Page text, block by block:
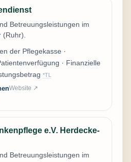
Betreuungsleistungen im
der Pflegekasse ·
· Finanzielle
*TL
Website ↗
e.V. Herdecke-
Betreuungsleistungen im